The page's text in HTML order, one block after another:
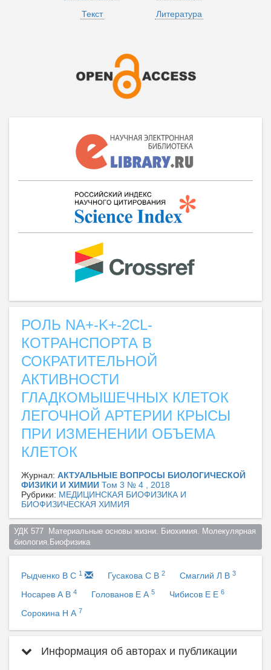
Текст
Литература
РОЛЬ NA+-K+-2CL-
КОТРАНСПОРТА В
СОКРАТИТЕЛЬНОЙ
АКТИВНОСТИ
ГЛАДКОМЫШЕЧНЫХ КЛЕТОК
ЛЕГОЧНОЙ АРТЕРИИ КРЫСЫ
ПРИ ИЗМЕНЕНИИ ОБЪЕМА
КЛЕТОК
Журнал: АКТУАЛЬНЫЕ ВОПРОСЫ БИОЛОГИЧЕСКОЙ
ФИЗИКИ И ХИМИИ Том 3 № 4 , 2018
Рубрики: МЕДИЦИНСКАЯ БИОФИЗИКА И
БИОФИЗИЧЕСКАЯ ХИМИЯ
УДК 577  Материальные основы жизни. Биохимия. Молекулярная
биология.Биофизика
Рыдченко В С 1 Гусакова С В 2 Смаглий Л В 3
Носарев А В 4 Голованов Е А 5 Чибисов Е Е 6
Сорокина Н А 7
Информация об авторах и публикации